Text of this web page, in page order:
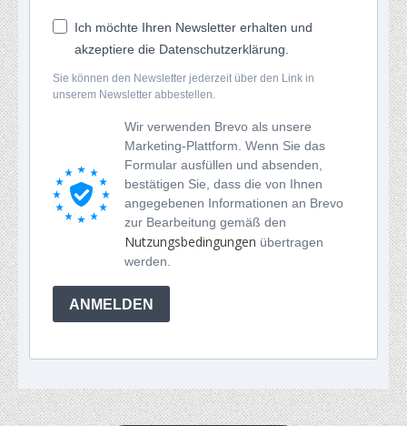
Ich möchte Ihren Newsletter erhalten und
akzeptiere die Datenschutzerklärung.
Sie können den Newsletter jederzeit über den Link in
unserem Newsletter abbestellen.
Wir verwenden Brevo als unsere
Marketing-Plattform. Wenn Sie das
Formular ausfüllen und absenden,
bestätigen Sie, dass die von Ihnen
angegebenen Informationen an Brevo
zur Bearbeitung gemäß den
Nutzungsbedingungen übertragen
werden.
ANMELDEN